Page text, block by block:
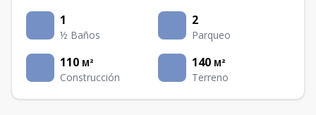
1
½ Baños
2
Parqueo
110 M²
Construcción
140 M²
Terreno